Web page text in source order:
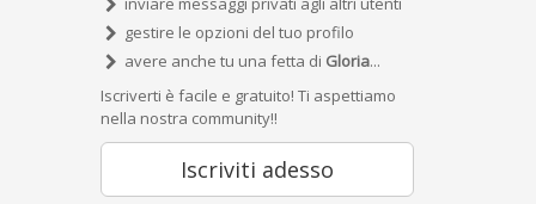
gestire le opzioni del tuo profilo
avere anche tu una fetta di Gloria...
Iscriverti è facile e gratuito! Ti aspettiamo
nella nostra community!!
Iscriviti adesso